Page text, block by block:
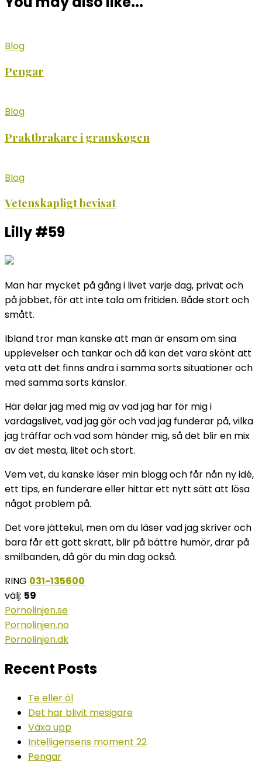
Blog
Pengar
Blog
Praktbrakare i granskogen
Blog
Vetenskapligt bevisat
Lilly #59
Man har mycket på gång i livet varje dag, privat och
på jobbet, för att inte tala om fritiden. Både stort och
smått.
Ibland tror man kanske att man är ensam om sina
upplevelser och tankar och då kan det vara skönt att
veta att det finns andra i samma sorts situationer och
med samma sorts känslor.
Här delar jag med mig av vad jag har för mig i
vardagslivet, vad jag gör och vad jag funderar på, vilka
jag träffar och vad som händer mig, så det blir en mix
av det mesta, litet och stort.
Vem vet, du kanske läser min blogg och får nån ny idé,
ett tips, en funderare eller hittar ett nytt sätt att lösa
något problem på.
Det vore jättekul, men om du läser vad jag skriver och
bara får ett gott skratt, blir på bättre humör, drar på
smilbanden, då gör du min dag också.
RING 031-135600
välj: 59
Pornolinjen.se
Pornolinjen.no
Pornolinjen.dk
Recent Posts
Te eller öl
Det har blivit mesigare
Växa upp
Intelligensens moment 22
Pengar